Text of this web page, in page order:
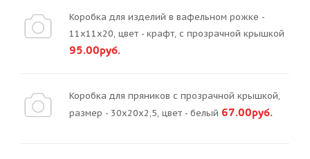
Коробка для изделий в вафельном рожке -
11х11х20, цвет - крафт, с прозрачной крышкой
95.00руб.
Коробка для пряников с прозрачной крышкой,
размер - 30х20х2,5, цвет - белый 67.00руб.